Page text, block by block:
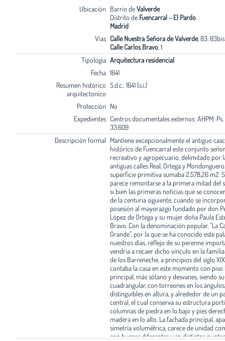
Ubicación Barrio deValverde
Distrito de Fuencarral - El Pardo
Madrid
Vías Calle Nuestra Señora de Valverde, 83, 83bis
Calle Carlos Bravo, 1
Tipología Arquitectura residencial
Fecha 1641
Resumen histórico
arquitectonico
S.d.c.: 1641 (s.i.)
Protección No
Expedientes Centros documentales externos: AHPM: Ps.
33.609
Descripción formal Mantiene excepcionalmente el antiguo
histórico de Fuencarral este conjunto
recreativo y agropecuario, delimitado por
antiguas calles Real, Ortega y
superficie primitiva sumaba 2.578,26 m2.
parece remontarse a la primera mitad del
si bien las primeras noticias que se
de la centuria siguiente, cuando se
posesión al mayorazgo fundado por don
López de Ortega y su mujer doña Paula
Bravo. Con la denominación popular, "La
Grande", por la que se ha conocido este
nuestros días, reflejo de su perenne
vendría a recaer dicho vínculo en la
de los Barreneche, a principios del siglo
contaba la casa en este momento con piso
principal, más sótano y desvanes, siendo
cuadrangular, con torreones en los
distinguibles en altura, y alrededor de un
central, el cual conserva su estructura
columnas de piedra en lo bajo y pies
madera en lo alto. La fachada principal,
simetría volumétrica, carece de unidad
con huecos diferentes y en distintos